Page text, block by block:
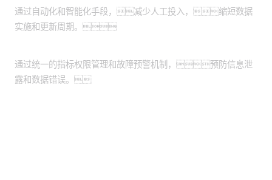
通过自动化和智能化手段，减少人工投入，缩短数据
实施和更新周期。
通过统一的指标权限管理和故障预警机制，预防信息泄
露和数据错误。